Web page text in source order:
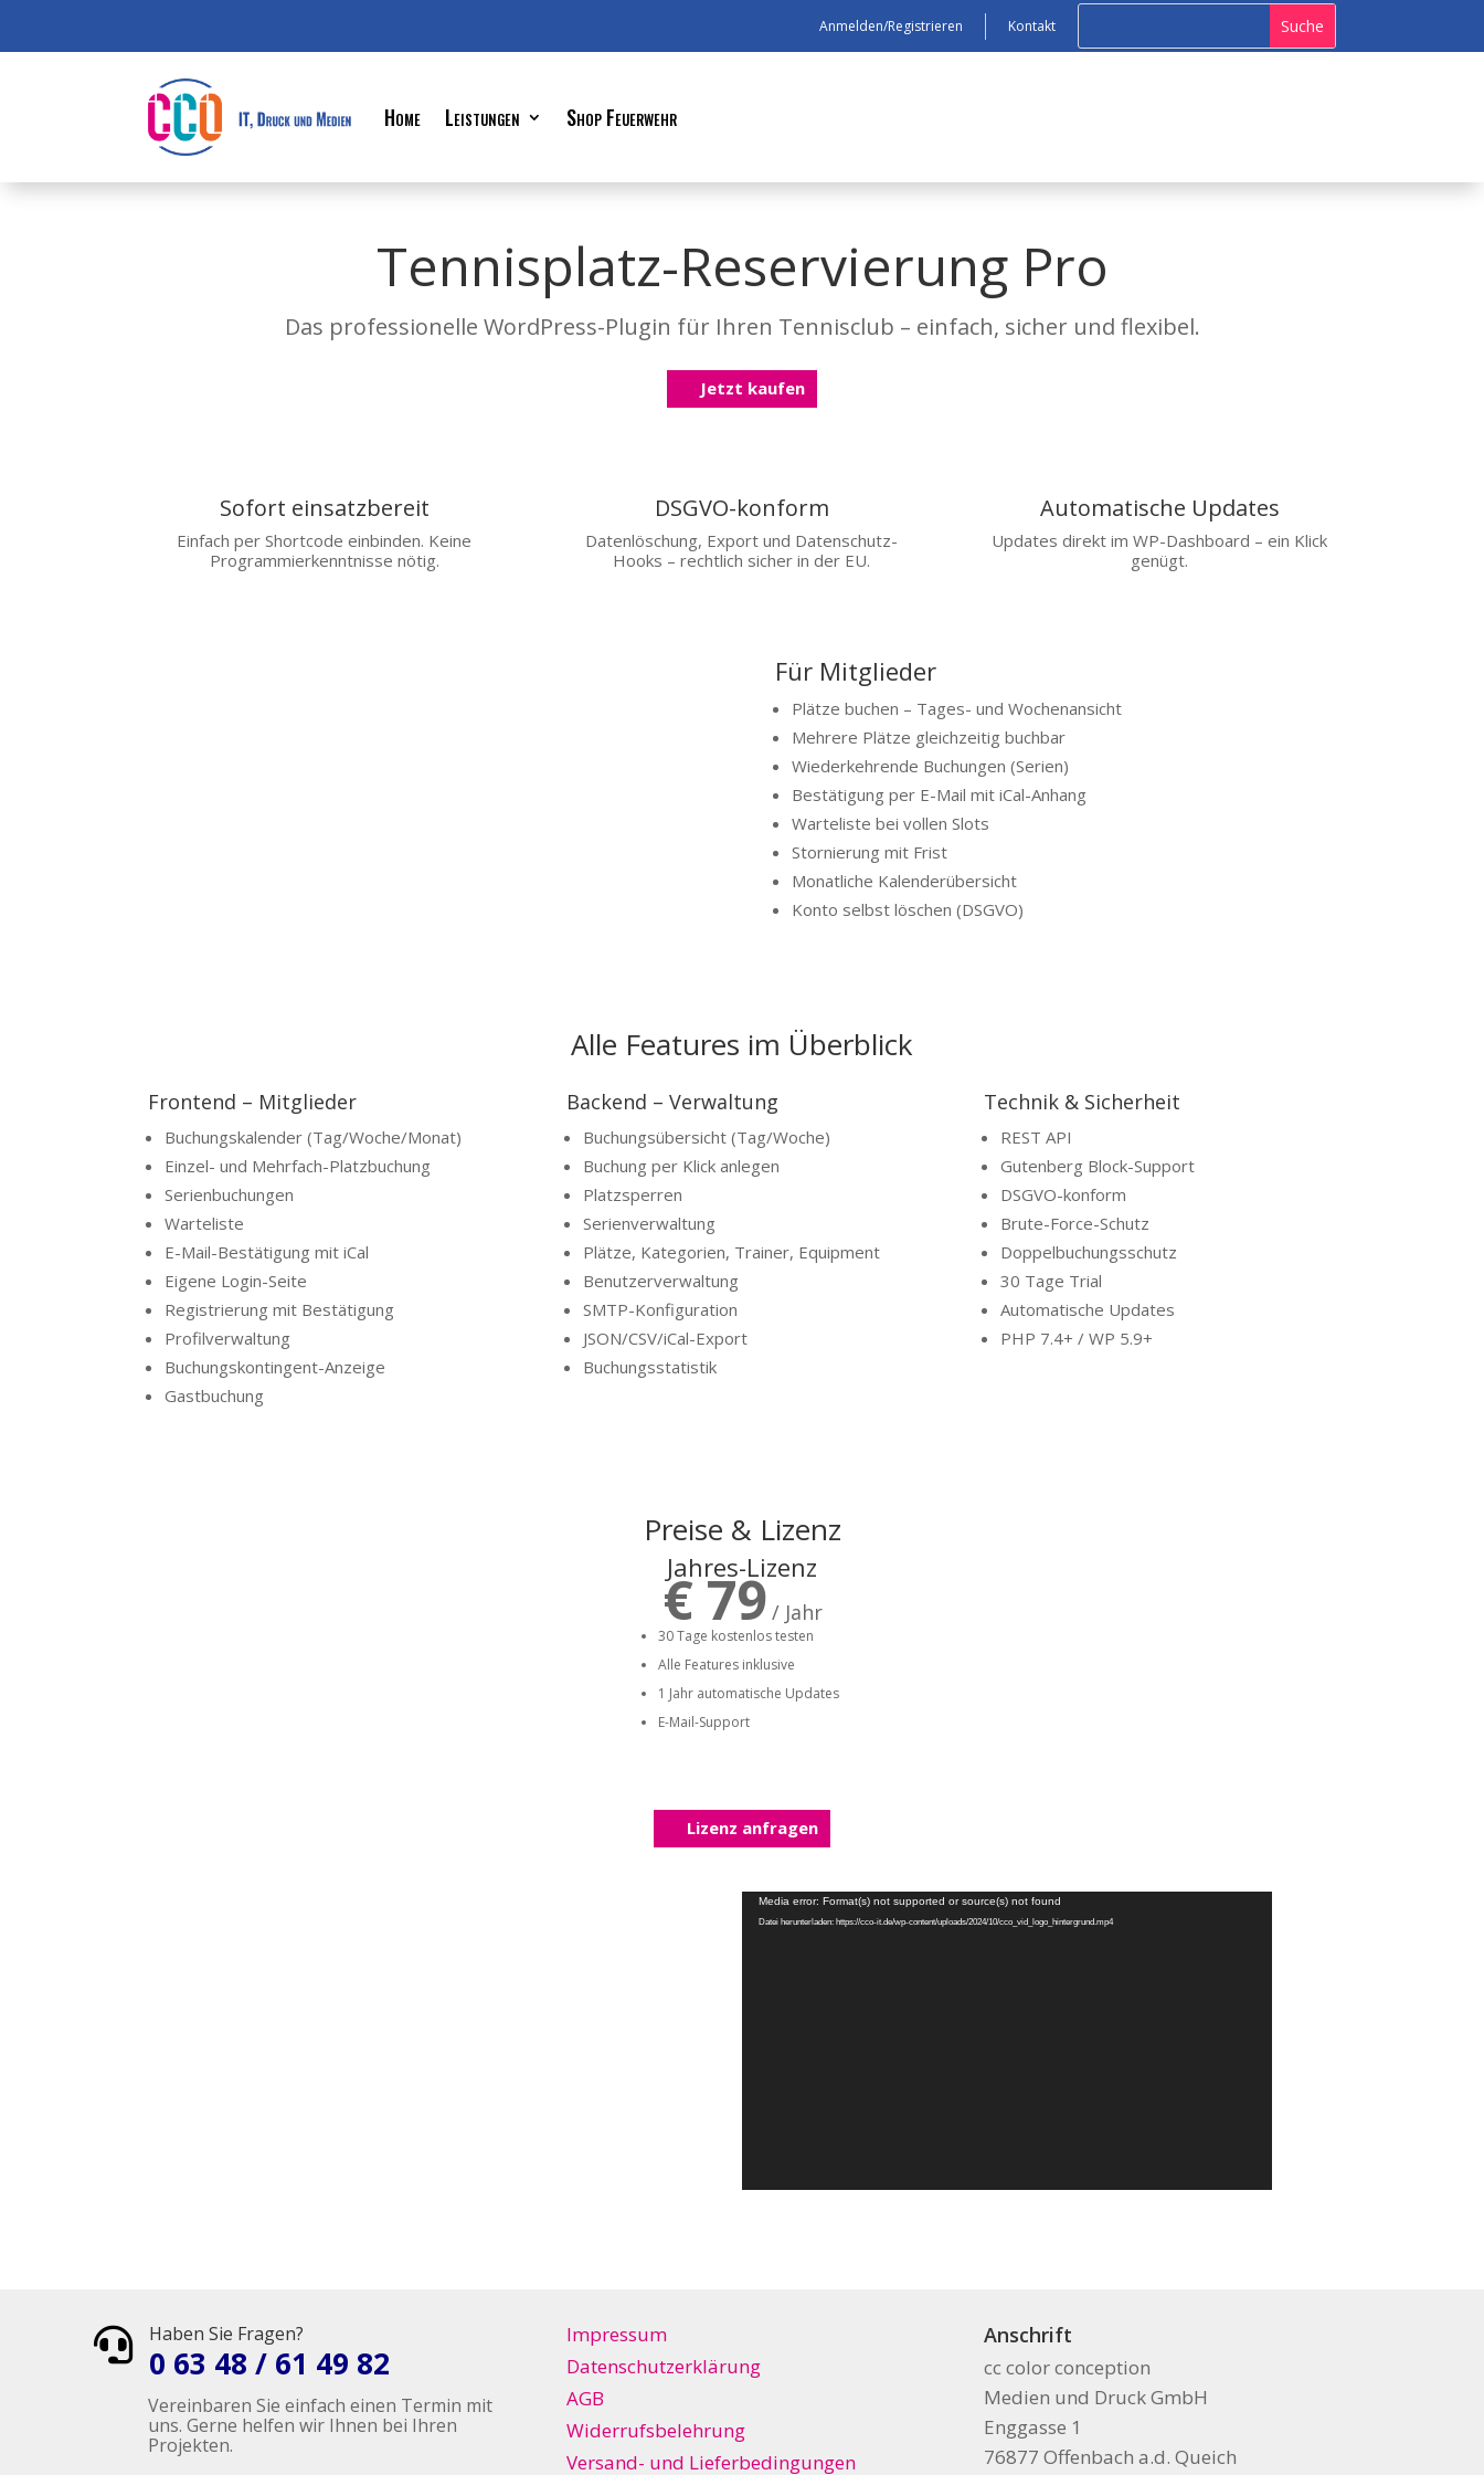
Anmelden/Registrieren Kontakt
Home Leistungen Shop Feuerwehr
Tennisplatz-Reservierung Pro
Das professionelle WordPress-Plugin für Ihren Tennisclub – einfach, sicher und flexibel.
Jetzt kaufen
Sofort einsatzbereit
Einfach per Shortcode einbinden. Keine
Programmierkenntnisse nötig.
DSGVO-konform
Datenlöschung, Export und Datenschutz-
Hooks – rechtlich sicher in der EU.
Automatische Updates
Updates direkt im WP-Dashboard – ein Klick
genügt.
Für Mitglieder
Plätze buchen – Tages- und Wochenansicht
Mehrere Plätze gleichzeitig buchbar
Wiederkehrende Buchungen (Serien)
Bestätigung per E-Mail mit iCal-Anhang
Warteliste bei vollen Slots
Stornierung mit Frist
Monatliche Kalenderübersicht
Konto selbst löschen (DSGVO)
Alle Features im Überblick
Frontend – Mitglieder
Buchungskalender (Tag/Woche/Monat)
Einzel- und Mehrfach-Platzbuchung
Serienbuchungen
Warteliste
E-Mail-Bestätigung mit iCal
Eigene Login-Seite
Registrierung mit Bestätigung
Profilverwaltung
Buchungskontingent-Anzeige
Gastbuchung
Backend – Verwaltung
Buchungsübersicht (Tag/Woche)
Buchung per Klick anlegen
Platzsperren
Serienverwaltung
Plätze, Kategorien, Trainer, Equipment
Benutzerverwaltung
SMTP-Konfiguration
JSON/CSV/iCal-Export
Buchungsstatistik
Technik & Sicherheit
REST API
Gutenberg Block-Support
DSGVO-konform
Brute-Force-Schutz
Doppelbuchungsschutz
30 Tage Trial
Automatische Updates
PHP 7.4+ / WP 5.9+
Preise & Lizenz
Jahres-Lizenz
€ 79 / Jahr
30 Tage kostenlos testen
Alle Features inklusive
1 Jahr automatische Updates
E-Mail-Support
Lizenz anfragen
Media error: Format(s) not supported or source(s) not found
Datei herunterladen: https://cco-it.de/wp-content/uploads/2024/10/cco_vid_logo_hintergrund.mp4
 Haben Sie Fragen?
0 63 48 / 61 49 82
Vereinbaren Sie einfach einen Termin mit
uns. Gerne helfen wir Ihnen bei Ihren
Projekten.
Impressum
Datenschutzerklärung
AGB
Widerrufsbelehrung
Versand- und Lieferbedingungen
Anschrift
cc color conception
Medien und Druck GmbH
Enggasse 1
76877 Offenbach a.d. Queich